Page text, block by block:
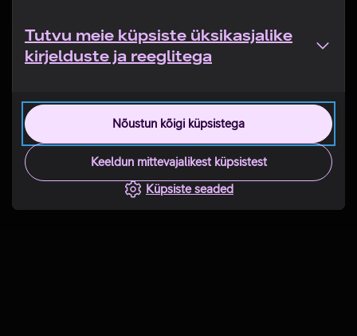
Tutvu meie küpsiste üksikasjalike
kirjelduste ja reeglitega
Nõustun kõigi küpsistega
Keeldun mittevajalikest küpsistest
Küpsiste seaded